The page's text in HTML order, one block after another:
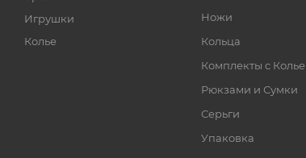
Игрушки
Колье
Ножи
Кольца
Комплекты с Колье
Рюкзами и Сумки
Серьги
Упаковка